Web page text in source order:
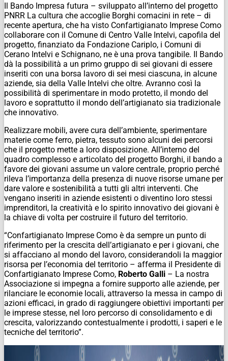
Il Bando Impresa futura – sviluppato all’interno del progetto
PNRR La cultura che accoglie Borghi comacini in rete – di
recente apertura, che ha visto Confartigianato Imprese Como
collaborare con il Comune di Centro Valle Intelvi, capofila del
progetto, finanziato da Fondazione Cariplo, i Comuni di
Cerano Intelvi e Schignano, ne è una prova tangibile. Il Bando
dà la possibilità a un primo gruppo di sei giovani di essere
inseriti con una borsa lavoro di sei mesi ciascuna, in alcune
aziende, sia della Valle Intelvi che oltre. Avranno così la
possibilità di sperimentare in modo protetto, il mondo del
lavoro e soprattutto il mondo dell’artigianato sia tradizionale
che innovativo.
Realizzare mobili, avere cura dell’ambiente, sperimentare
materie come ferro, pietra, tessuto sono alcuni dei percorsi
che il progetto mette a loro disposizione. All’interno del
quadro complesso e articolato del progetto Borghi, il bando a
favore dei giovani assume un valore centrale, proprio perché
rileva l’importanza della presenza di nuove risorse umane per
dare valore e sostenibilità a tutti gli altri interventi. Che
vengano inseriti in aziende esistenti o diventino loro stessi
imprenditori, la creatività e lo spirito innovativo dei giovani è
la chiave di volta per costruire il futuro del territorio.
“Confartigianato Imprese Como è da sempre un punto di
riferimento per la crescita dell’artigianato e per i giovani, che
si affacciano al mondo del lavoro, considerandoli la maggior
risorsa per l’economia del territorio – afferma il Presidente di
Confartigianato Imprese Como, Roberto Galli – La nostra
Associazione si impegna a fornire supporto alle aziende, per
rilanciare le economie locali, attraverso la messa in campo di
azioni efficaci, in grado di raggiungere obiettivi importanti per
le imprese stesse, nel loro percorso di consolidamento e di
crescita, valorizzando contestualmente i prodotti, i saperi e le
tecniche del territorio”.